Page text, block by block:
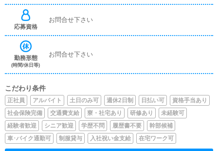
応募資格
お問合せ下さい
勤務形態
(時間/休日等)
お問合せ下さい
こだわり条件
正社員 アルバイト 土日のみ可 週休2日制 日払い可
資格手当あり
社会保険完備
交通費支給 寮・社宅あり 研修あり
未経験可
経験者歓迎
シニア歓迎 学歴不問 履歴書不要
幹部候補
車･バイク通勤可
制服貸与 入社祝い金支給 在宅ワーク可